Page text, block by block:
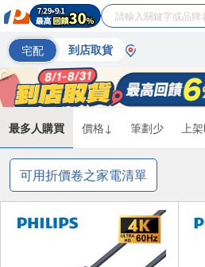
宅配 到店取貨
最多人購買 價格↓ 筆劃少 上
可用折價卷之家電清單